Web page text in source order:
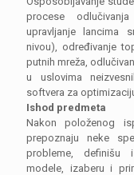
procese
upravljanje lancima
nivou), određivanje
putnih mreža,
u uslovima
softvera za
Ishod predmeta
Nakon položenog
prepoznaju neke
probleme, definišu
modele, izaberu i